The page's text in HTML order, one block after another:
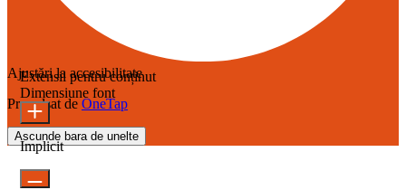
Ajustări la accesibilitate
Propulsat de OneTap
Ascunde bara de unelte
Extensii pentru conținut
Dimensiune font
Implicit